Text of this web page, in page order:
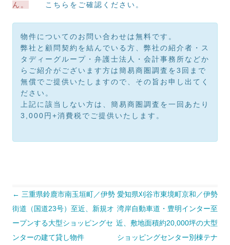
ん。
こちらをご確認ください。
物件についてのお問い合わせは無料です。
弊社と顧問契約を結んでいる方、弊社の紹介者・ス
タディーグループ・弁護士法人・会計事務所などか
らご紹介がございます方は簡易商圏調査を3回まで
無償でご提供いたしますので、その旨お申し出てく
ださい。
上記に該当しない方は、簡易商圏調査を一回あたり
3,000円+消費税でご提供いたします。
稿
ナ
ビ
ゲ
シ
← 三重県鈴鹿市南玉垣町／伊勢
街道（国道23号）至近、新規オ
ープンする大型ショッピングセ
ンターの建て貸し物件
愛知県刈谷市東境町京和／伊勢
湾岸自動車道・豊明インター至
近、敷地面積約20,000坪の大型
ショッピングセンター別棟テナ